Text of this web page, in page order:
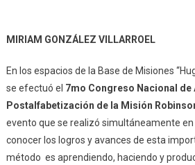
MIRIAM GONZÁLEZ VILLARROEL
En los espacios de la Base de Misiones
se efectuó el 7mo Congreso Nacional
Postalfabetización de la Misión
evento que se realizó simultáneamente en
conocer los logros y avances de esta
método es aprendiendo, haciendo y